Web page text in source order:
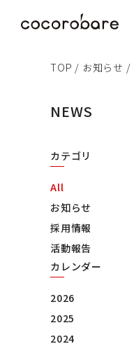
TOP / お知らせ /
NEWS
カテゴリ
All
お知らせ
採用情報
活動報告
カレンダー
2026
2025
2024